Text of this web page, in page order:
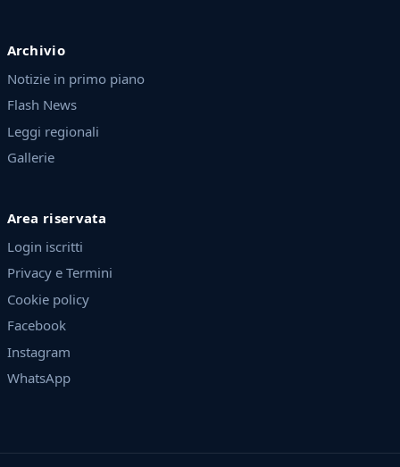
Archivio
Notizie in primo piano
Flash News
Leggi regionali
Gallerie
Area riservata
Login iscritti
Privacy e Termini
Cookie policy
Facebook
Instagram
WhatsApp